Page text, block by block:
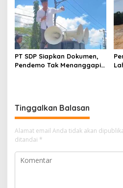
PT SDP Siapkan Dokumen,
Pendemo Tak Menanggapi
Tinggalkan Balasan
Alamat email Anda tidak akan
ditandai *